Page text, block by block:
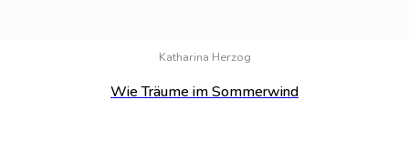
Katharina Herzog
Wie Träume im Sommerwind